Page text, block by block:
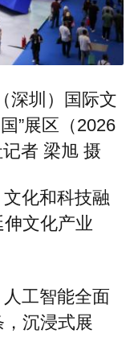
深圳）国际文
”展区（2026
者 梁旭 摄
化和科技融
文化产业
工智能全面
沉浸式展